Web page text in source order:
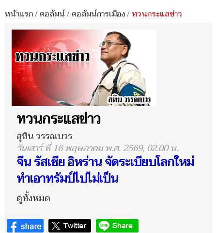
หน้าแรก/คอลัมน์/คอลัมน์การเมือง/ทวนกระแสข่าว
ทวนกระแสข่าว
สุทิน วรรณบวร
วันเสาร์ ที่ 16 พฤษภาคม พ.ศ. 2569, 02.00 น.
จีน รัสเซีย อิหร่าน จัดระเบียบโลกใหม่
ทำเอาทรัมป์ไปไม่เป็น
ดูทั้งหมด